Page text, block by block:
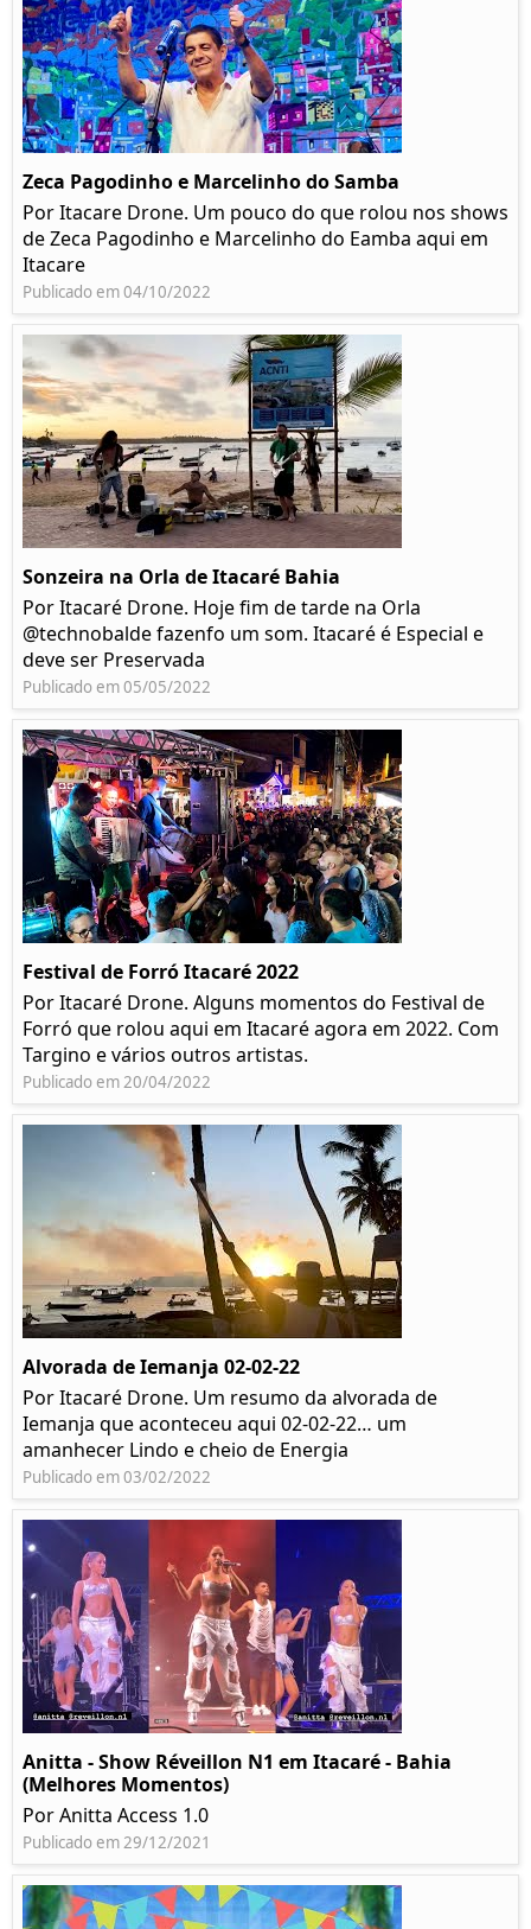
Zeca Pagodinho e Marcelinho do Samba
Por Itacare Drone. Um pouco do que rolou nos shows
de Zeca Pagodinho e Marcelinho do Eamba aqui em
Itacare
Publicado em 04/10/2022
Sonzeira na Orla de Itacaré Bahia
Por Itacaré Drone. Hoje fim de tarde na Orla
@technobalde fazenfo um som. Itacaré é Especial e
deve ser Preservada
Publicado em 05/05/2022
Festival de Forró Itacaré 2022
Por Itacaré Drone. Alguns momentos do Festival de
Forró que rolou aqui em Itacaré agora em 2022. Com
Targino e vários outros artistas.
Publicado em 20/04/2022
Alvorada de Iemanja 02-02-22
Por Itacaré Drone. Um resumo da alvorada de
Iemanja que aconteceu aqui 02-02-22… um
amanhecer Lindo e cheio de Energia
Publicado em 03/02/2022
Anitta - Show Réveillon N1 em Itacaré - Bahia
(Melhores Momentos)
Por Anitta Access 1.0
Publicado em 29/12/2021